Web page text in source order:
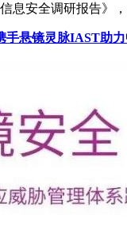
息安全调研报告》
手悬镜灵脉IAST助